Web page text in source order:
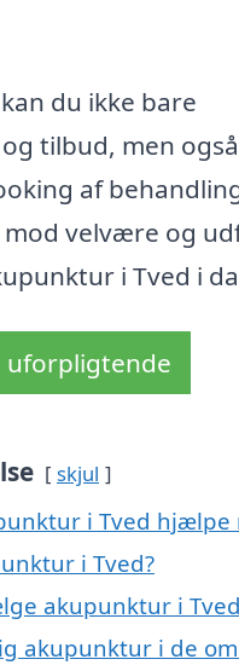
du ikke bare
tilbud, men
af
velvære og
i Tved i
uforpligtende
skjul
i Tved hjælpe
i Tved?
akupunktur i Tved
akupunktur i de